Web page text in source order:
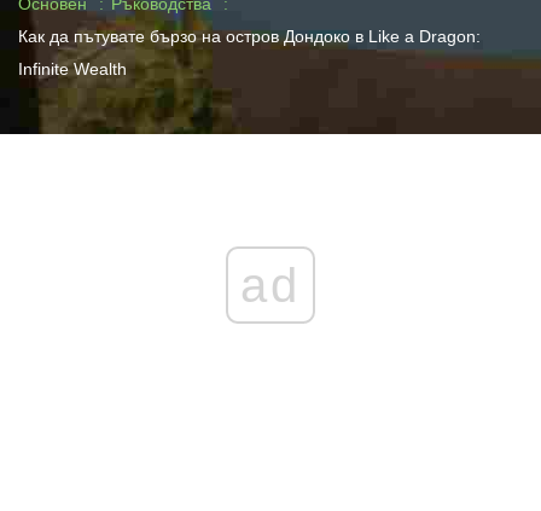
Как да пътувате бързо на остров Дондоко в Like a Dragon:
Infinite Wealth
ad